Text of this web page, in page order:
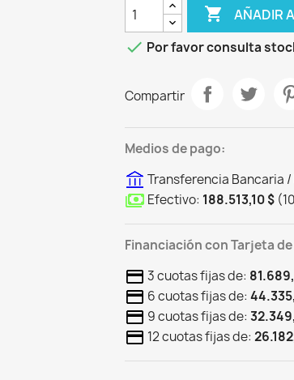
 AÑADIR
 Por favor consulta
Compartir
Medios de pago:
Transferencia Bancaria
Efectivo: 188.513,10 $ (10
Financiación con Tarjeta
3 cuotas fijas de:
6 cuotas fijas de:
9 cuotas fijas de:
12 cuotas fijas de: